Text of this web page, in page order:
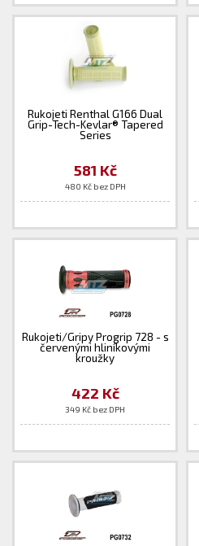
Rukojeti Renthal G166 Dual
Grip-Tech-Kevlar® Tapered
Series
581 Kč
480 Kč bez DPH
Rukojeti/Gripy Progrip 728 - s
červenými hliníkovými
kroužky
422 Kč
349 Kč bez DPH